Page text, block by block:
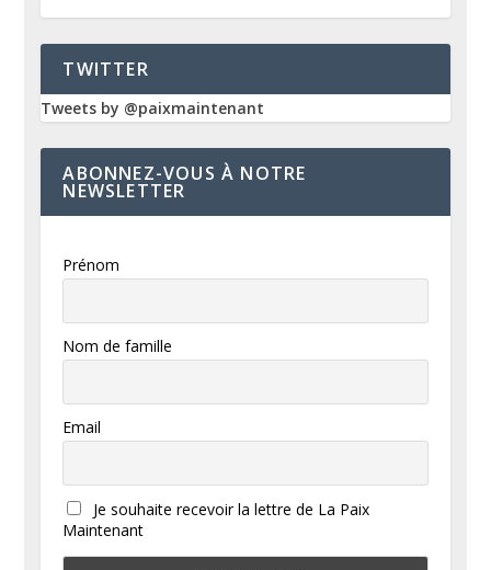
TWITTER
Tweets by @paixmaintenant
ABONNEZ-VOUS À NOTRE
NEWSLETTER
Prénom
Nom de famille
Email
Je souhaite recevoir la lettre de La Paix
Maintenant